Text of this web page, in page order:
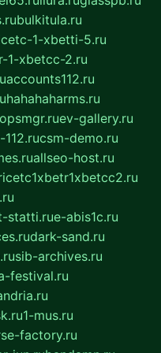
bulkitula.ru
1-xbetti-5.ru
1-xbetcc-2.ru
accounts112.ru
hahahaharms.ru
opsmgr.ruev-gallery.ru
csm-demo.ru
allseo-host.ru
statti.rue-abis1c.ru
dark-sand.ru
sib-archives.ru
festival.ru
1-mus.ru
factory.ru